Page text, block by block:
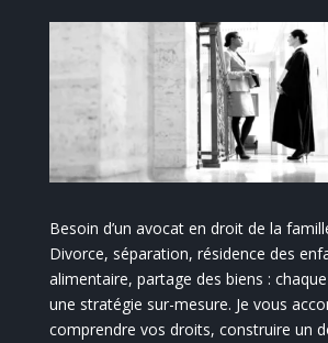
Besoin d’un avocat en droit de la
Divorce, séparation, résidence des
alimentaire, partage des biens :
une stratégie sur-mesure. Je vous
comprendre vos droits, construire un